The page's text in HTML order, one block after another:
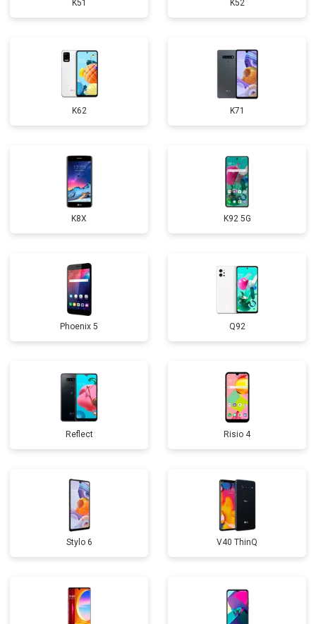
K51 K52
K62 K71
K8X K92 5G
Phoenix 5 Q92
Reflect Risio 4
Stylo 6 V40 ThinQ